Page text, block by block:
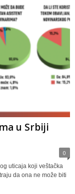
u Srbiji
0
uticaja koji veštačka
da ona ne može biti